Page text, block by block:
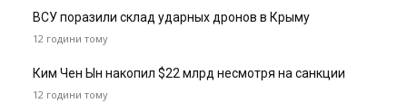
ВСУ поразили склад ударных дронов в Крыму
12 години тому
Ким Чен Ын накопил $22 млрд несмотря на санкции
12 години тому